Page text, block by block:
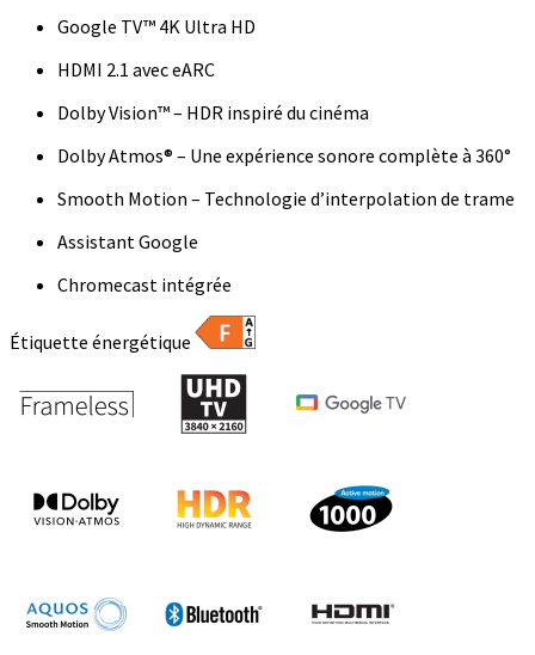
Google TV™ 4K Ultra HD
HDMI 2.1 avec eARC
Dolby Vision™ – HDR inspiré du cinéma
Dolby Atmos® – Une expérience sonore complète à 360°
Smooth Motion – Technologie d’interpolation de trame
Assistant Google
Chromecast intégrée
Étiquette énergétique